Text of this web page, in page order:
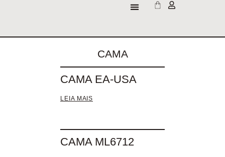
CAMA
CAMA EA-USA
LEIA MAIS
CAMA ML6712